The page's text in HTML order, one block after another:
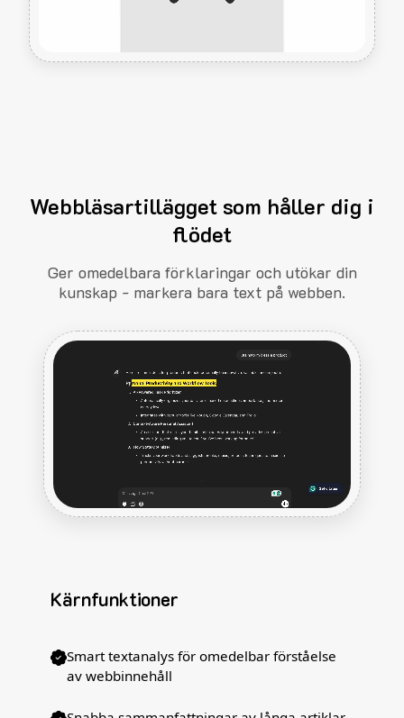
Webbläsartillägget som håller dig i
flödet
Ger omedelbara förklaringar och utökar din
kunskap - markera bara text på webben.
Kärnfunktioner
Smart textanalys för omedelbar förståelse
av webbinnehåll